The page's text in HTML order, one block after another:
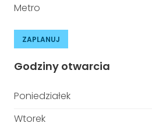
Metro
ZAPLANUJ
Godziny otwarcia
Poniedziałek
Wtorek